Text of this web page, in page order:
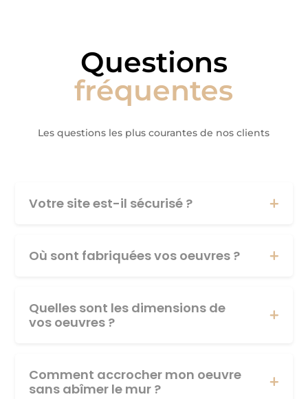
Questions
fréquentes
Les questions les plus courantes de nos clients
Votre site est-il sécurisé ?
Où sont fabriquées vos oeuvres ?
Quelles sont les dimensions de
vos oeuvres ?
Comment accrocher mon oeuvre
sans abîmer le mur ?